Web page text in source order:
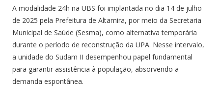
A modalidade 24h na UBS foi implantada no dia 14 de julho
de 2025 pela Prefeitura de Altamira, por meio da Secretaria
Municipal de Saúde (Sesma), como alternativa temporária
durante o período de reconstrução da UPA. Nesse intervalo,
a unidade do Sudam II desempenhou papel fundamental
para garantir assistência à população, absorvendo a
demanda espontânea.